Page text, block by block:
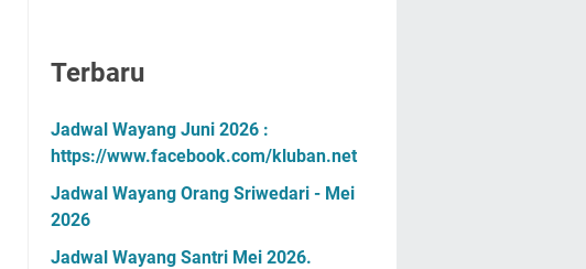
Terbaru
Jadwal Wayang Juni 2026 :
https://www.facebook.com/kluban.net
Jadwal Wayang Orang Sriwedari - Mei
2026
Jadwal Wayang Santri Mei 2026.